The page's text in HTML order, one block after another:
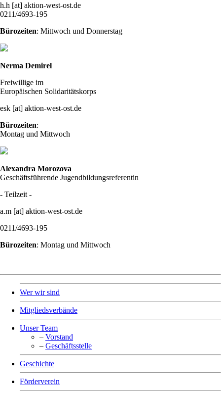
h.h [at] aktion-west-ost.de
0211/4693-195
Bürozeiten: Mittwoch und Donnerstag
Nerma Demirel
Freiwillige im
Europäischen Solidaritätskorps
esk [at] aktion-west-ost.de
Bürozeiten:
Montag und Mittwoch
Alexandra Morozova
Geschäftsführende Jugendbildungsreferentin
- Teilzeit -
a.m [at] aktion-west-ost.de
0211/4693-195
Bürozeiten: Montag und Mittwoch
Wer wir sind
Mitgliedsverbände
Unser Team
– Vorstand
– Geschäftsstelle
Geschichte
Förderverein